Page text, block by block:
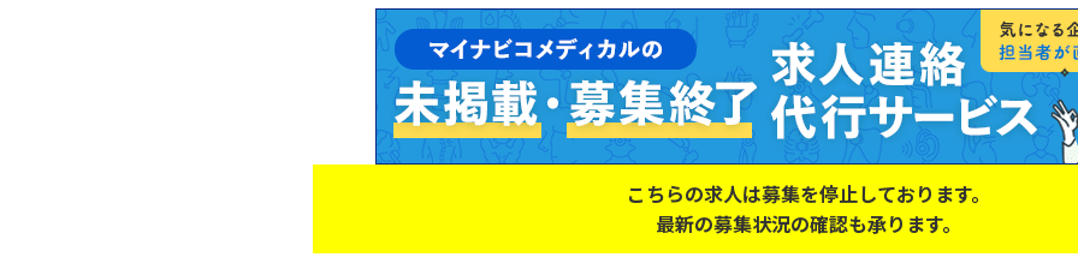
こちらの求人は募集を停止しております。
最新の募集状況の確認も承ります。